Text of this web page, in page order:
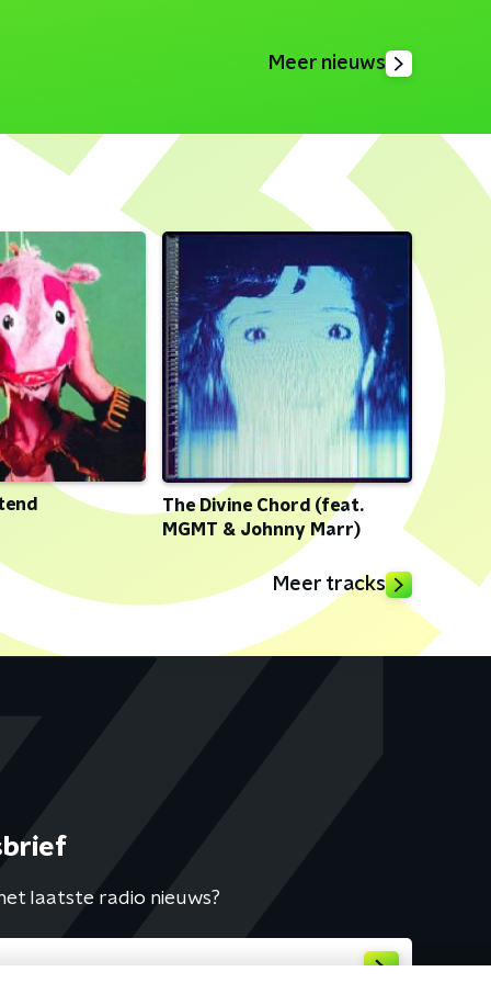
Meer nieuws
The Divine Chord (feat.
MGMT & Johnny Marr)
Meer tracks
laatste radio nieuws?